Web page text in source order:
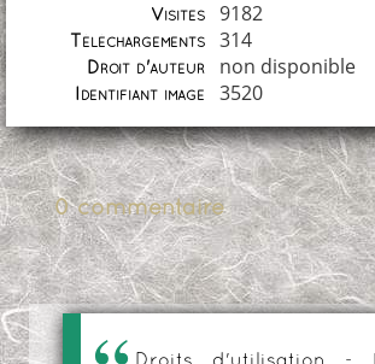
Visites 9182
Téléchargements 314
Droit d'auteur non disponible
Identifiant image 3520
0 commentaire